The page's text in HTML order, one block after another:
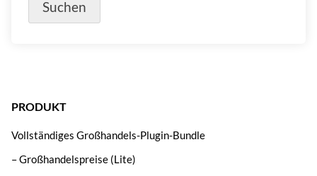
PRODUKT
Vollständiges Großhandels-Plugin-Bundle
– Großhandelspreise (Lite)